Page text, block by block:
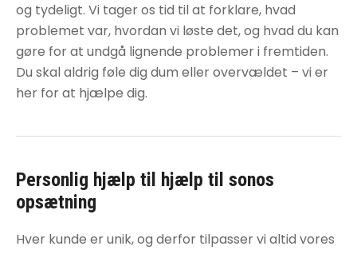
og tydeligt. Vi tager os tid til at forklare, hvad
problemet var, hvordan vi løste det, og hvad du kan
gøre for at undgå lignende problemer i fremtiden.
Du skal aldrig føle dig dum eller overvældet – vi er
her for at hjælpe dig.
Personlig hjælp til
hjælp til sonos
opsætning
Hver kunde er unik, og derfor tilpasser vi altid vores